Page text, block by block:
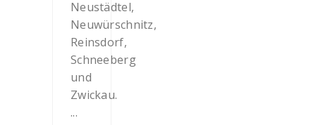
Neustädtel,
Neuwürschnitz,
Reinsdorf,
Schneeberg
und
Zwickau.
...